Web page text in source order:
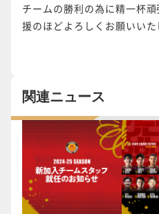
チームの勝利の為に精一杯
援のほどよろしくお願いいた
関連ニュース